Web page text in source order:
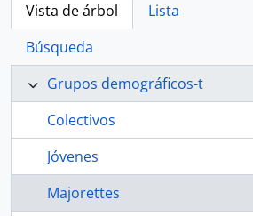
Vista de árbol
Lista
Búsqueda
Grupos demográficos-t
Colectivos
Jóvenes
Majorettes